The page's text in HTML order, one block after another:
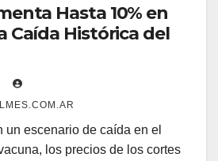
Hasta 10% en
Caída Histórica del
un escenario de caída en el
los precios de los cortes